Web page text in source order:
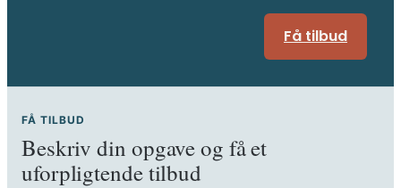
Få tilbud
FÅ TILBUD
Beskriv din opgave og få et
uforpligtende tilbud